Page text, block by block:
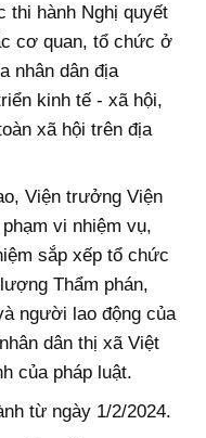
thi hành Nghị quyết
cơ quan, tổ chức ở
nhân dân địa
kinh tế - xã hội,
xã hội trên địa
Viện trưởng Viện
vi nhiệm vụ,
sắp xếp tổ chức
Thẩm phán,
người lao động của
dân thị xã Việt
của pháp luật.
từ ngày 1/2/2024.